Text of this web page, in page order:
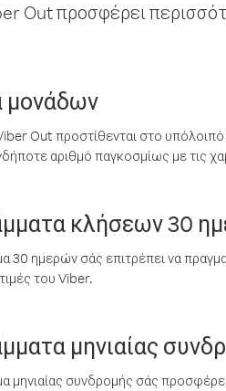
Out προσφέρει
μονάδων
Out προστίθενται στο
αριθμό παγκοσμίως με τις
κλήσεων 30
30 ημερών σάς επιτρέπει να
του Viber.
μηνιαίας
μηνιαίας συνδρομής σάς